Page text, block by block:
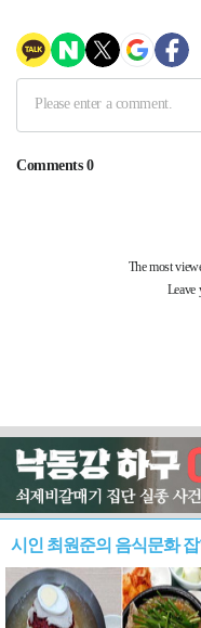
시인 최원준의 음식문화